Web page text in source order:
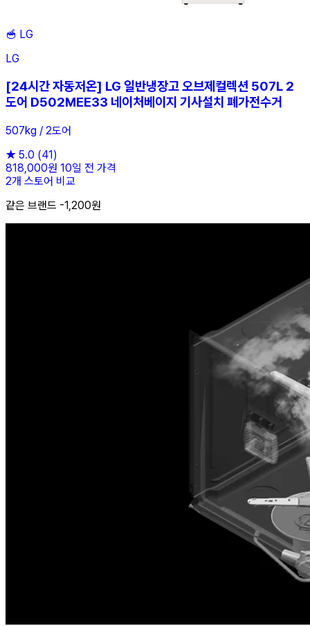
🥣 LG
LG
[24시간 자동저온] LG 일반냉장고 오브제컬렉션 507L 2
도어 D502MEE33 네이처베이지 기사설치 폐가전수거
507kg / 2도어
★ 5.0 (41)
818,000원 10일 전 가격
2개 스토어 비교
같은 브랜드 -1,200원